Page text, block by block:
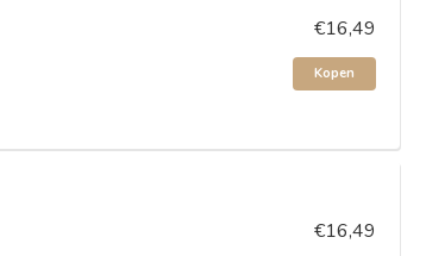
€16,49
Kopen
€16,49